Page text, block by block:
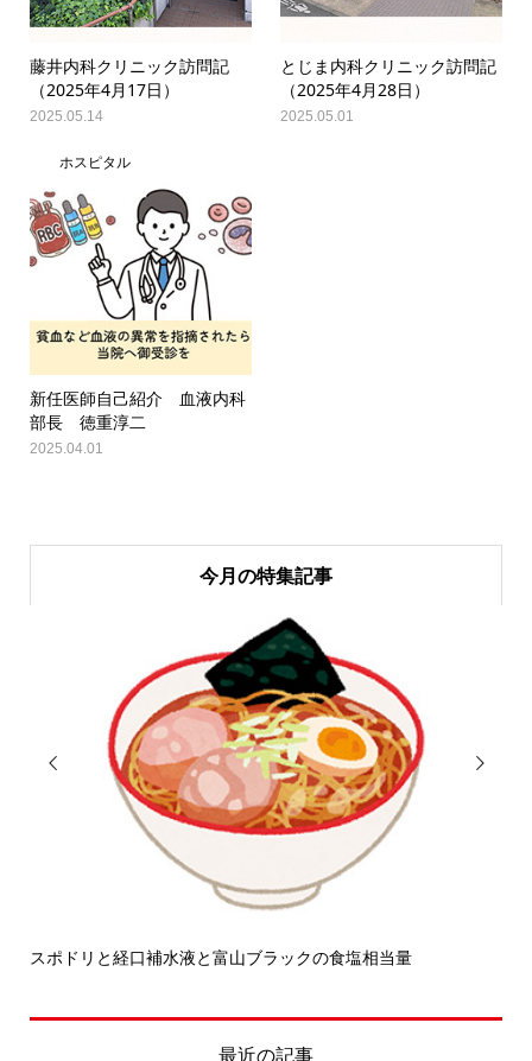
藤井内科クリニック訪問記
（2025年4月17日）
2025.05.14
とじま内科クリニック訪問記
（2025年4月28日）
2025.05.01
ホスピタル
新任医師自己紹介 血液内科
部長 徳重淳二
2025.04.01
今月の特集記事

スポドリと経口補水液と富山ブラックの食塩相当量

最近の記事